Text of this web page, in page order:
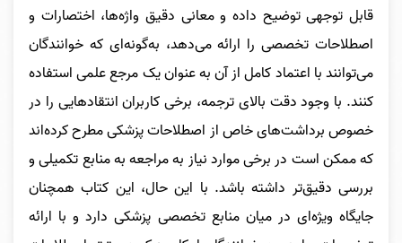
قابل توجهی توضیح داده و معانی دقیق واژه‌ها، اختصارات و
اصطلاحات تخصصی را ارائه می‌دهد، به‌گونه‌ای که خوانندگان
می‌توانند با اعتماد کامل از آن به عنوان یک مرجع علمی استفاده
کنند. با وجود دقت بالای ترجمه، برخی کاربران انتقادهایی را در
خصوص برداشت‌های خاص از اصطلاحات پزشکی مطرح کرده‌اند
که ممکن است در برخی موارد نیاز به مراجعه به منابع تکمیلی و
بررسی دقیق‌تر داشته باشد. با این حال، این کتاب همچنان
جایگاه ویژه‌ای در میان منابع تخصصی پزشکی دارد و با ارائه